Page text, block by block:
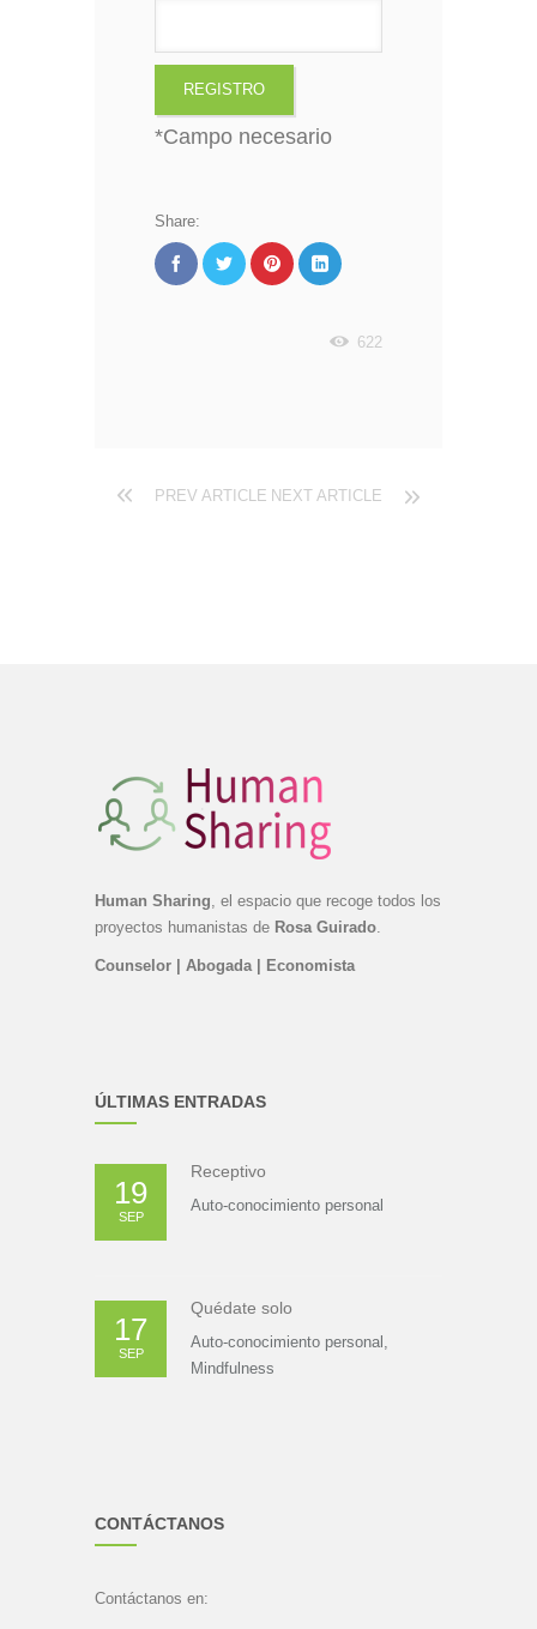
*Campo necesario
Share:
622
PREV ARTICLE NEXT ARTICLE
Human Sharing, el espacio que recoge todos los
proyectos humanistas de Rosa Guirado.
Counselor | Abogada | Economista
ÚLTIMAS ENTRADAS
19
SEP
Receptivo
Auto-conocimiento personal
17
SEP
Quédate solo
Auto-conocimiento personal ,
Mindfulness
CONTÁCTANOS
Contáctanos en: